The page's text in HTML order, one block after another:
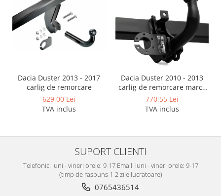
Dacia Duster 2013 - 2017
carlig de remorcare
629,00 Lei
TVA inclus
Dacia Duster 2010 - 2013
carlig de remorcare marca
Autohak
770,55 Lei
TVA inclus
SUPORT CLIENTI
Telefonic: luni - vineri orele: 9-17 Email: luni - vineri orele: 9-17
(timp de raspuns 1-2 zile lucratoare)
0765436514